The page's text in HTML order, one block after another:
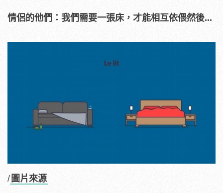
情侶的他們：我們需要一張床，才能相互依偎然後...
/ 圖片來源